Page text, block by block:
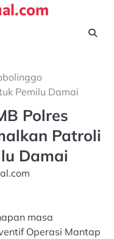
Pemilu Damai
Polres
Patroli
Damai
masa
Operasi Mantap